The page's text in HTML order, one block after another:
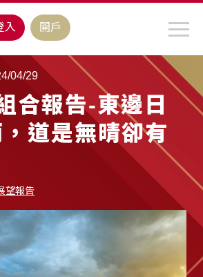
入 開戶
04/29
合報告-東邊日
道是無晴卻有
望報告